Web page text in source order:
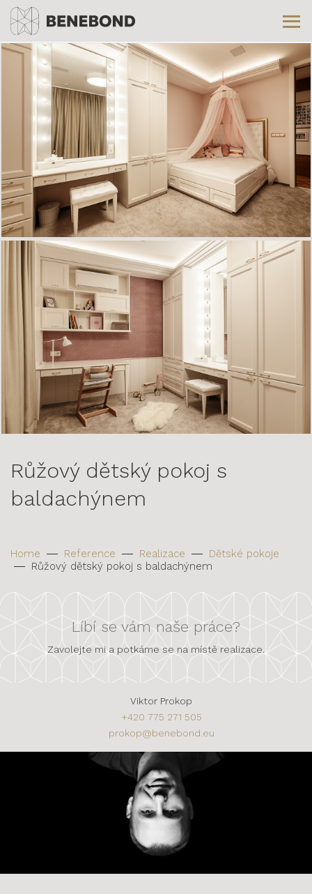
Růžový dětský pokoj s
baldachýnem
Home Reference Realizace
Dětské pokoje
Růžový dětský pokoj s baldachýnem
Líbí se vám naše práce?
Zavolejte mi a potkáme se na místě realizace.
Viktor Prokop
+420 775 271 505
prokop@benebond.eu